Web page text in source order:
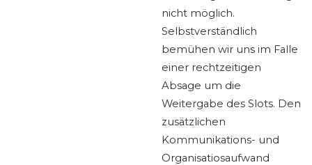
nicht möglich.
Selbstverständlich
bemühen wir uns im Falle
einer rechtzeitigen
Absage um die
Weitergabe des Slots. Den
zusätzlichen
Kommunikations- und
Organisatiosaufwand